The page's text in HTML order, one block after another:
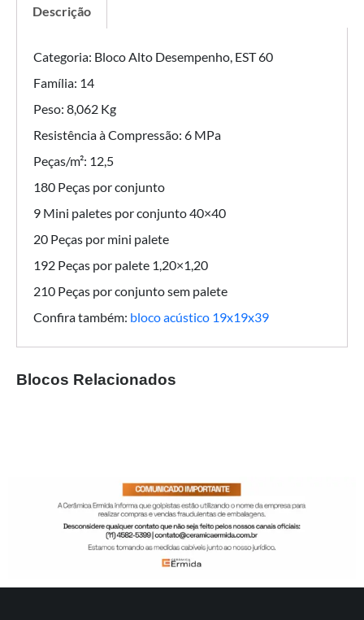
Descrição
Categoria: Bloco Alto Desempenho, EST 60
Família: 14
Peso: 8,062 Kg
Resistência à Compressão: 6 MPa
Peças/m²: 12,5
180 Peças por conjunto
9 Mini paletes por conjunto 40×40
20 Peças por mini palete
192 Peças por palete 1,20×1,20
210 Peças por conjunto sem palete
Confira também: bloco acústico 19x19x39
Blocos Relacionados